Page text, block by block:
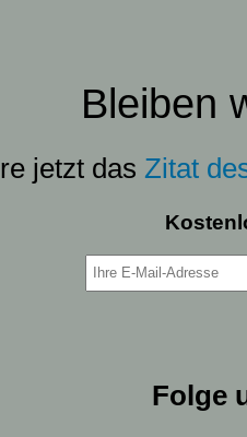
Bleiben
jetzt das Zitat
Folge